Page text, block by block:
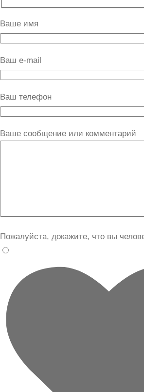
Ваше имя
Ваш e-mail
Ваш телефон
Ваше сообщение или комментарий
Пожалуйста, докажите, что вы